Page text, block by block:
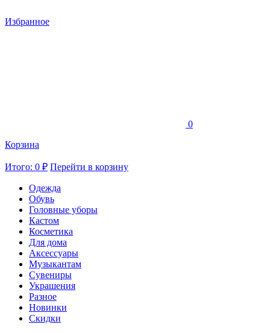
Избранное
0
Корзина
Итого: 0 ₽ Перейти в корзину
Одежда
Обувь
Головные уборы
Кастом
Косметика
Для дома
Аксессуары
Музыкантам
Сувениры
Украшения
Разное
Новинки
Скидки